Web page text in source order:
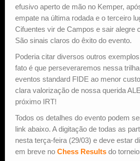
efusivo aperto de mão no Kemper,
empate na última rodada e o terceiro
Cifuentes vir de Campos e sair alegre
São sinais claros do êxito do evento.
Poderia citar diversos outros
fato é que perseveraremos nessa
eventos standard FIDE ao menor
clara valorização de nossa querida
próximo IRT!
Todos os detalhes do evento podem
link abaixo. A digitação de todas as
nesta terça-feira (29/03) e deve estar
em breve no Chess Results do